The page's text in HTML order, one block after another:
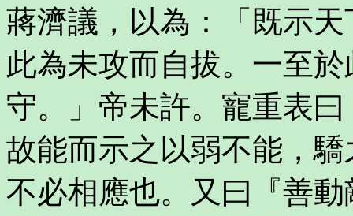
蔣濟議，以為：「既示
此為未攻而自拔。一至
守。」帝未許。寵重表
故能而示之以弱不能，
不必相應也。又曰『善